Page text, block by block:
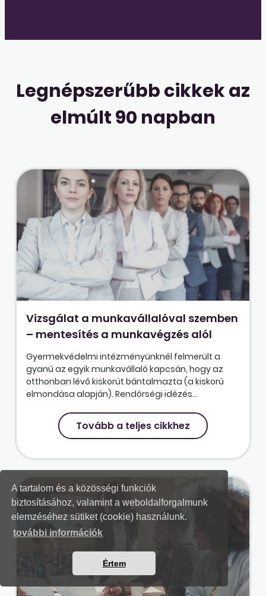
A tartalom és a közösségi funkciók
biztosításához, valamint a weboldalforgalmunk
elemzéséhez sütiket (cookie) használunk.
további információk
Értem
Legnépszerűbb cikkek az
elmúlt 90 napban
Vizsgálat a munkavállalóval szemben
– mentesítés a munkavégzés alól
Gyermekvédelmi intézményünknél felmerült a
gyanú az egyik munkavállaló kapcsán, hogy az
otthonban lévő kiskorút bántalmazta (a kiskorú
elmondása alapján). Rendőrségi idézés...
Tovább a teljes cikkhez